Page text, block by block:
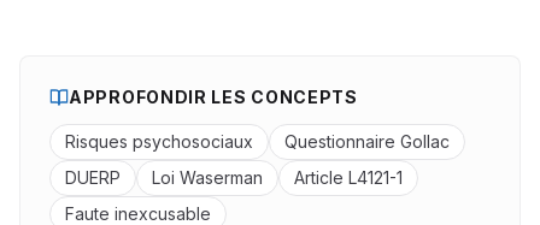
APPROFONDIR LES CONCEPTS
Risques psychosociaux
Questionnaire Gollac
DUERP
Loi Waserman
Article L4121-1
Faute inexcusable